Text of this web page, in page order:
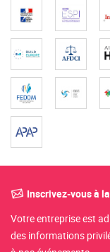
Inscrivez-vous à
Votre entreprise est
des informations